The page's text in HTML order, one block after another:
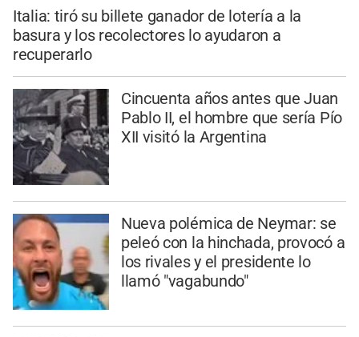
Italia: tiró su billete ganador de lotería a la
basura y los recolectores lo ayudaron a
recuperarlo
Cincuenta años antes que Juan
Pablo II, el hombre que sería Pío
XII visitó la Argentina
Nueva polémica de Neymar: se
peleó con la hinchada, provocó a
los rivales y el presidente lo
llamó "vagabundo"